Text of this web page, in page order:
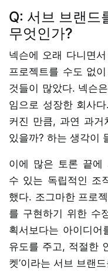
Q: 서브 브랜드
무엇인가?
넥슨에 오래 다니면
프로젝트를 수도 없
것들이 많았다. 넥슨
임으로 성장한 회사
커진 만큼, 과연 과
있을까? 하는 생각이
이에 많은 토론 끝에
수 있는 독립적인 조
했다. 조그마한 프로
를 구현하기 위한 수
획서보다는 아이디
유도를 주고, 적절한
켓’이라는 서브 브랜